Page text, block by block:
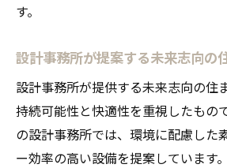
す。
設計事務所が提案する未来志向の
設計事務所が提供する未来志向の住
持続可能性と快適性を重視したもの
の設計事務所では、環境に配慮した
ー効率の高い設備を提案しています